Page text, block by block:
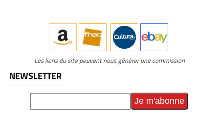
Les liens du site peuvent nous générer une commission
NEWSLETTER